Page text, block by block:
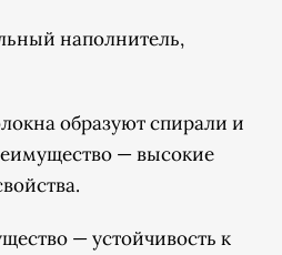
наполнитель,
образуют спирали и
— высокие
— устойчивость к